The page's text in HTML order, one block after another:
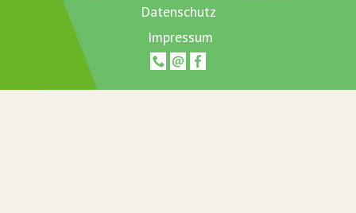
Datenschutz
Impressum